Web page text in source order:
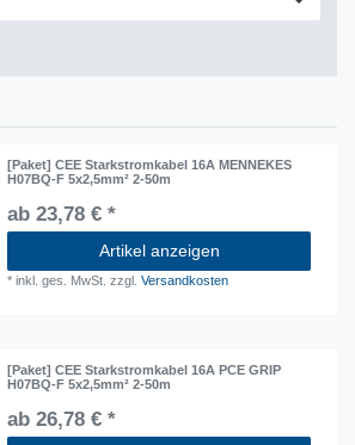
[Paket] CEE Starkstromkabel 16A MENNEKES
H07BQ-F 5x2,5mm² 2-50m
ab 23,78 € *
Artikel anzeigen
*inkl. ges. MwSt. zzgl.Versandkosten
[Paket] CEE Starkstromkabel 16A PCE GRIP
H07BQ-F 5x2,5mm² 2-50m
ab 26,78 € *